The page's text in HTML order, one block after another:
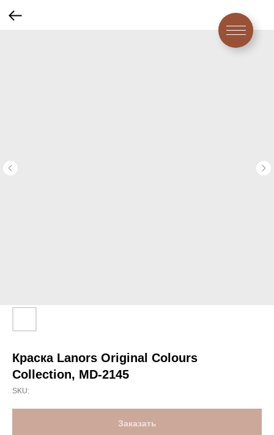
Краска Lanors Original Colours
Collection, MD-2145
SKU:
Заказать